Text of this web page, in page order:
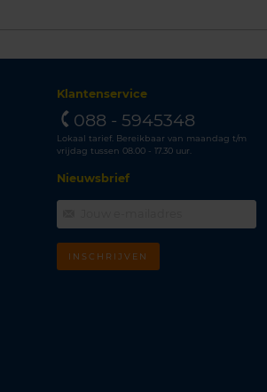
Klantenservice
088 - 5945348
Lokaal tarief. Bereikbaar van maandag t/m
vrijdag tussen 08.00 - 17.30 uur.
Nieuwsbrief
INSCHRIJVEN